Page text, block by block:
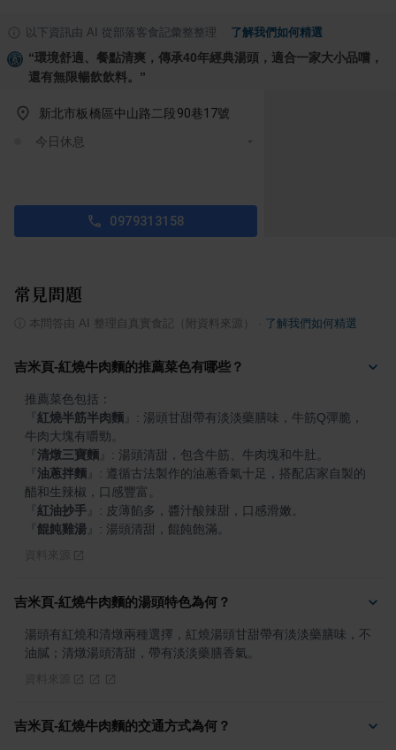
以下資訊由 AI 從部落客食記彙整整理 了解我們如何精選
“環境舒適、餐點清爽，傳承40年經典湯頭，適合一家大小品嚐，
還有無限暢飲飲料。 ”
新北市板橋區中山路二段90巷17號
今日休息
0979313158
常見問題
本問答由 AI 整理自真實食記（附資料來源） 了解我們如何精選
吉米頁-紅燒牛肉麵的推薦菜色有哪些？
紅燒半筋半肉麵
: 湯頭甘甜帶有淡淡藥膳味，牛筋Q彈脆，
清燉三寶麵
油蔥拌麵
: 遵循古法製作的油蔥香氣十足，搭配店家自製的
紅油抄手
餛飩雞湯 : 湯頭清甜，餛飩飽滿。
吉米頁-紅燒牛肉麵的湯頭特色為何？
湯頭有紅燒和清燉兩種選擇，紅燒湯頭甘甜帶有淡淡藥膳味，不
油膩；清燉湯頭清甜，帶有淡淡藥膳香氣。
吉米頁-紅燒牛肉麵的交通方式為何？